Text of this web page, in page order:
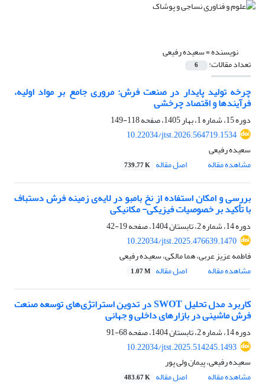
نویسنده =سعیده رفیعی
تعداد مقالات: 6
چرخه تولید پایدار در صنعت فرش: مروری جامع بر مواد اولیه،
فرآیندها و اقتصاد چرخشی
دوره 15، شماره 1، بهار 1405، صفحه
118-149
10.22034/jtst.2026.564719.1534
سعیده رفیعی
مشاهده مقاله
اصل مقاله 739.77 K
بررسی و امکان استفاده از نخ بامبو در لایه‌ی زمینه فرش دستباف
با تأکید بر خصوصیات فیزیکی- مکانیکی
دوره 14، شماره 2، تابستان 1404، صفحه
19-42
10.22034/jtst.2025.476639.1470
فاطمه عزیز عربی، هما مالکی، سعیده رفیعی
مشاهده مقاله
اصل مقاله 1.07 M
کاربرد مدل تحلیل SWOT در تدوین استراتژی‌های توسعه صنعت
فرش ماشینی در بازارهای داخلی و جهانی
دوره 14، شماره 2، تابستان 1404، صفحه
68-91
10.22034/jtst.2025.514245.1493
سعیده رفیعی، پیمان ولی پور
مشاهده مقاله
اصل مقاله 483.67 K